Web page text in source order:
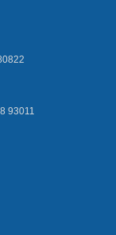
93011